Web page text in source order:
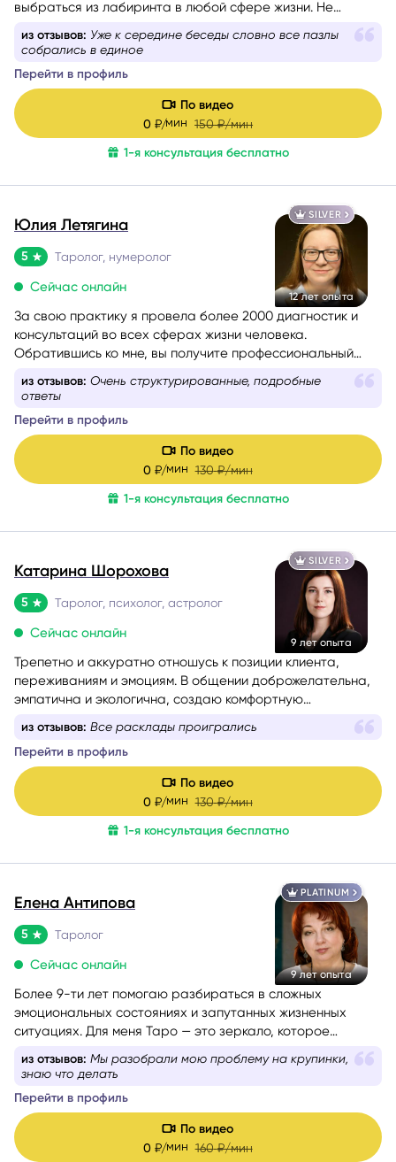
выбраться из лабиринта в любой сфере жизни. Не
формулировкой. На консультации со мной вы найдёте
из отзывов: Уже к середине беседы словно все пазлы
собрались в единое
Перейти в профиль
По видео
0 ₽/мин150 ₽/мин
1-я консультация бесплатно
SILVER
12 лет опыта
Юлия Летягина
5 Таролог, нумеролог
Сейчас онлайн
За свою практику я провела более 2000 диагностик и
консультаций во всех сферах жизни человека.
Обратившись ко мне, вы получите профессиональный
беспокоит.
из отзывов: Очень структурированные, подробные
ответы
Перейти в профиль
По видео
0 ₽/мин130 ₽/мин
1-я консультация бесплатно
SILVER
9 лет опыта
Катарина Шорохова
5 Таролог, психолог, астролог
Сейчас онлайн
Трепетно и аккуратно отношусь к позиции клиента,
переживаниям и эмоциям. В общении доброжелательна,
эмпатична и экологична, создаю комфортную
из отзывов: Все расклады проигрались
Перейти в профиль
По видео
0 ₽/мин130 ₽/мин
1-я консультация бесплатно
PLATINUM
9 лет опыта
Елена Антипова
5 Таролог
Сейчас онлайн
Более 9-ти лет помогаю разбираться в сложных
эмоциональных состояниях и запутанных жизненных
ситуациях. Для меня Таро — это зеркало, которое
отражает ваш внутренний мир и помогает найти ответы и
уверенность в своих решениях.
из отзывов: Мы разобрали мою проблему на крупинки,
знаю что делать
Перейти в профиль
По видео
0 ₽/мин160 ₽/мин